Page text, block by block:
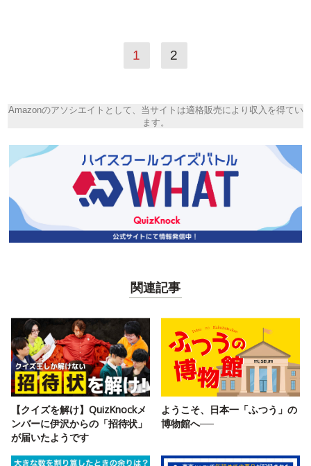
1 2
Amazonのアソシエイトとして、当サイトは適格販売により収入を得てい
ます。
関連記事
【クイズを解け】QuizKnockメ
ンバーに伊沢からの「招待状」
が届いたようです
ようこそ、日本一「ふつう」の
博物館へ──